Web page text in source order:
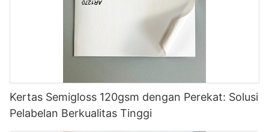
Kertas Semigloss 120gsm dengan Perekat: Solusi
Pelabelan Berkualitas Tinggi